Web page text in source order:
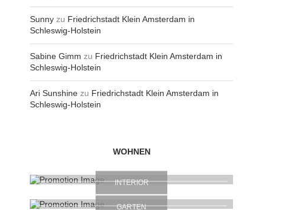
Sunny zu Friedrichstadt Klein Amsterdam in
Schleswig-Holstein
Sabine Gimm zu Friedrichstadt Klein Amsterdam in
Schleswig-Holstein
Ari Sunshine zu Friedrichstadt Klein Amsterdam in
Schleswig-Holstein
WOHNEN
INTERIOR
GARTEN